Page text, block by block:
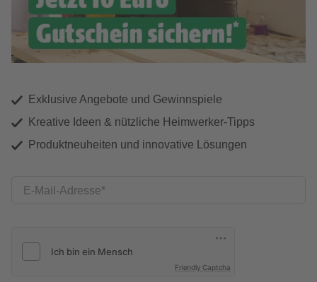
Exklusive Angebote und Gewinnspiele
Kreative Ideen & nützliche Heimwerker-Tipps
Produktneuheiten und innovative Lösungen
E-Mail-Adresse
Friendly Captcha